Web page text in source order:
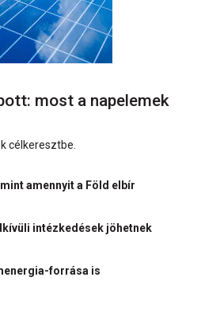
most a napelemek
célkeresztbe.
amennyit a Föld elbír
intézkedések jöhetnek
forrása is